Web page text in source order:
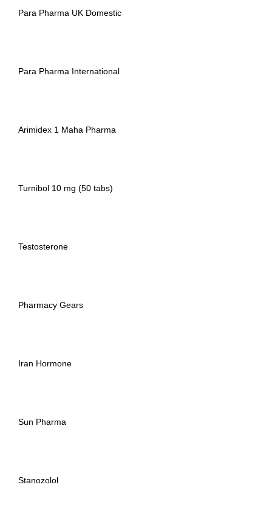
Para Pharma UK Domestic
Para Pharma International
Arimidex 1 Maha Pharma
Turnibol 10 mg (50 tabs)
Testosterone
Pharmacy Gears
Iran Hormone
Sun Pharma
Stanozolol